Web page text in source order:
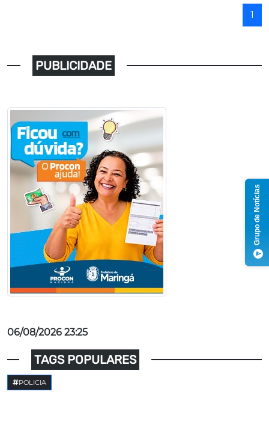
1
PUBLICIDADE
06/08/2026 23:25
TAGS POPULARES
POLICIA
Grupo de Notícias